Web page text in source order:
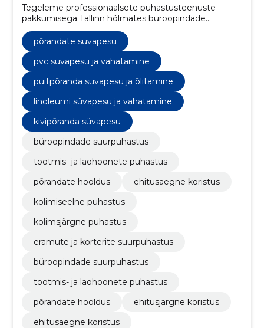
Tegeleme professionaalsete puhastusteenuste
pakkumisega Tallinn hõlmates büroopindade
suurpuhastust, põrandate hooldust, ehitusjärgset
koristust ja palju muud.
põrandate süvapesu
pvc süvapesu ja vahatamine
puitpõranda süvapesu ja õlitamine
linoleumi süvapesu ja vahatamine
kivipõranda süvapesu
büroopindade suurpuhastus
tootmis- ja laohoonete puhastus
põrandate hooldus
ehitusaegne koristus
kolimiseelne puhastus
kolimsjärgne puhastus
​eramute ja korterite suurpuhastus
büroopindade suurpuhastus
tootmis- ja laohoonete puhastus
põrandate hooldus
ehitusjärgne koristus
ehitusaegne koristus